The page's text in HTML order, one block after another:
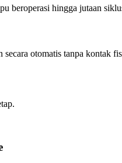
beroperasi hingga jutaan
otomatis tanpa kontak